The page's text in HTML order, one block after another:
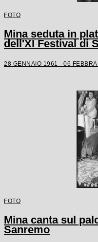
FOTO
Mina seduta in
dell'XI Festival di
28 GENNAIO 1961 - 06
FOTO
Mina canta sul
Sanremo